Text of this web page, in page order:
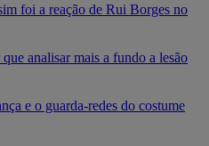
foi a reação de Rui Borges no
analisar mais a fundo a lesão
e o guarda-redes do costume